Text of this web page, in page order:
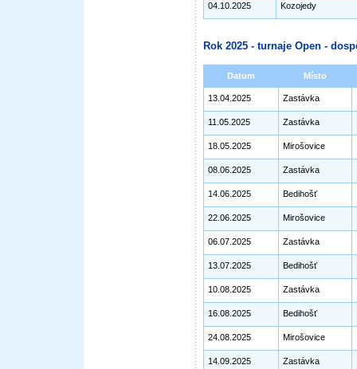
04.10.2025 Kozojedy
Rok 2025 - turnaje Open -
Datum Místo
13.04.2025 Zastávka
11.05.2025 Zastávka
18.05.2025 Mirošovice
08.06.2025 Zastávka
14.06.2025 Bedihošť
22.06.2025 Mirošovice
06.07.2025 Zastávka
13.07.2025 Bedihošť
10.08.2025 Zastávka
16.08.2025 Bedihošť
24.08.2025 Mirošovice
14.09.2025 Zastávka